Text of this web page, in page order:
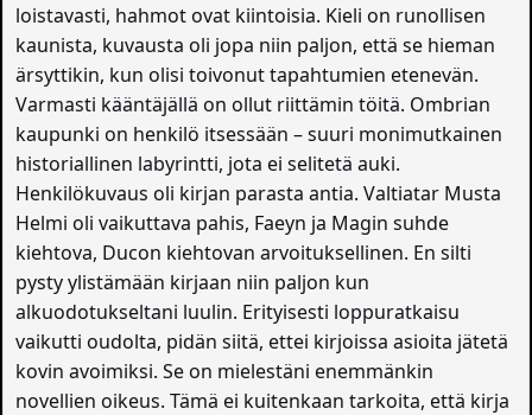
loistavasti, hahmot ovat kiintoisia. Kieli on runollisen
kaunista, kuvausta oli jopa niin paljon, että se hieman
ärsyttikin, kun olisi toivonut tapahtumien etenevän.
Varmasti kääntäjällä on ollut riittämin töitä. Ombrian
kaupunki on henkilö itsessään – suuri monimutkainen
historiallinen labyrintti, jota ei selitetä auki.
Henkilökuvaus oli kirjan parasta antia. Valtiatar Musta
Helmi oli vaikuttava pahis, Faeyn ja Magin suhde
kiehtova, Ducon kiehtovan arvoituksellinen. En silti
pysty ylistämään kirjaan niin paljon kun
alkuodotukseltani luulin. Erityisesti loppuratkaisu
vaikutti oudolta, pidän siitä, ettei kirjoissa asioita jätetä
kovin avoimiksi. Se on mielestäni enemmänkin
novellien oikeus. Tämä ei kuitenkaan tarkoita, että kirja